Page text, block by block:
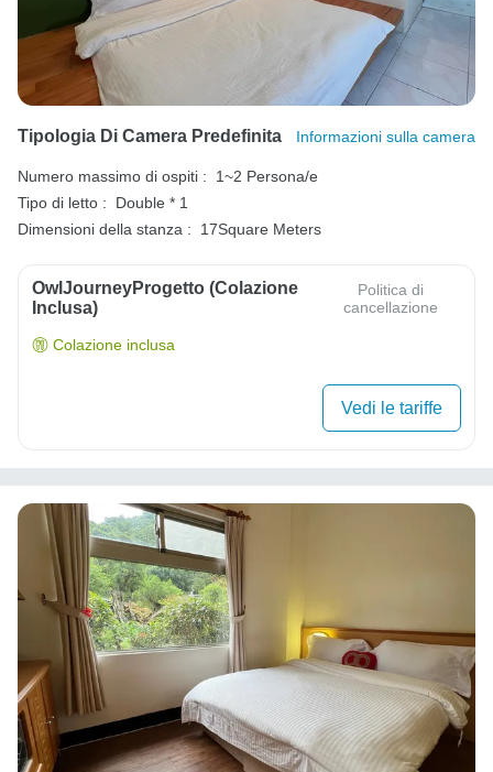
Tipologia Di Camera Predefinita Informazioni sulla camera
Numero massimo di ospiti :
1~2 Persona/e
Tipo di letto :
Double * 1
Dimensioni della stanza :
17Square Meters
OwlJourneyProgetto (colazione
Inclusa)
Politica di
cancellazione
Colazione inclusa
Vedi le tariffe